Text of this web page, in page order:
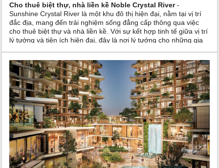
Cho thuê biệt thự, nhà liền kề Noble Crystal River-
Sunshine Crystal River là một khu đô thị hiện đại, nằm tại vị trí
đắc địa, mang đến trải nghiệm sống đẳng cấp thông qua việc
cho thuê biệt thự và nhà liền kề. Với sự kết hợp tinh tế giữa vị trí
lý tưởng và tiện ích hiện đại, đây là nơi lý tưởng cho những gia
Chuỗi tiện ích hiện đại - Cho thuê biệt thự, nhà liền kề
Sunshine Crystal River